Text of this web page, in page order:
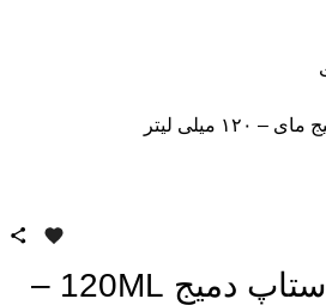
سرم موی سر استاپ دمیج 120ML –